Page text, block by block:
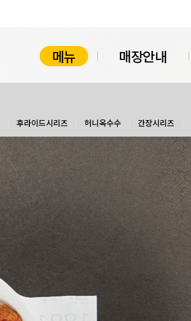
메뉴 매장안내
후라이드시리즈 허니옥수수 간장시리즈